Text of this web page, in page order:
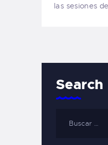
las sesiones
Search